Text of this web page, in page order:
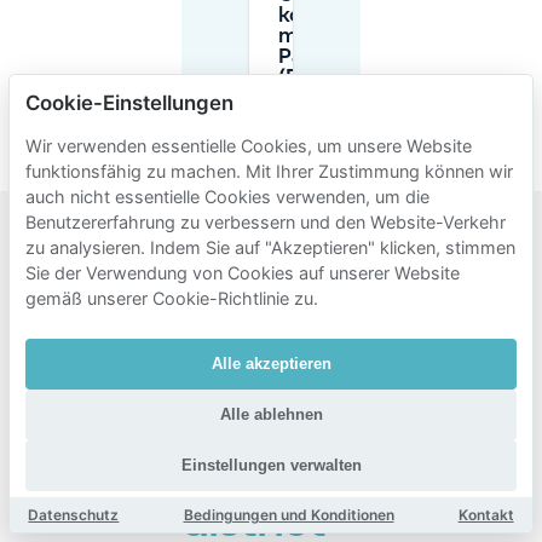
kostenlos
mit
Park+Ride
(P+R)
Beliebte
Gebiete
zum
Parken
in der
Nähe
von Cool
district
Cookie-Einstellungen
Wir verwenden essentielle Cookies, um unsere Website
funktionsfähig zu machen. Mit Ihrer Zustimmung können wir
auch nicht essentielle Cookies verwenden, um die
Benutzererfahrung zu verbessern und den Website-Verkehr
zu analysieren. Indem Sie auf "Akzeptieren" klicken, stimmen
Sie der Verwendung von Cookies auf unserer Website
gemäß unserer Cookie-Richtlinie zu.
Alle akzeptieren
Alle ablehnen
Einstellungen verwalten
Datenschutz Bedingungen und Konditionen Kontakt